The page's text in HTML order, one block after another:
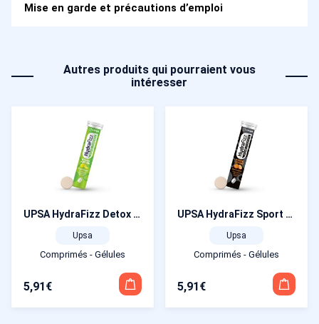
Mise en garde et précautions d’emploi
Autres produits qui pourraient vous
intéresser
UPSA HydraFizz Detox 16 comprimés effervescents
Upsa
Comprimés - Gélules
5,91 €
UPSA HydraFizz Sport 16 comprimés effervescents
Upsa
Comprimés - Gélules
5,91 €